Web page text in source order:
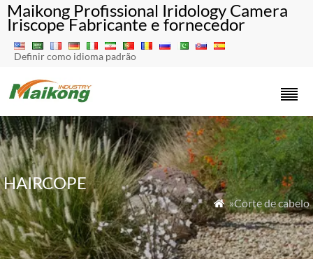
Maikong Profissional Iridology Camera
Iriscope Fabricante e fornecedor
Definir como idioma padrão
HAIRCOPE
 »Corte de cabelo